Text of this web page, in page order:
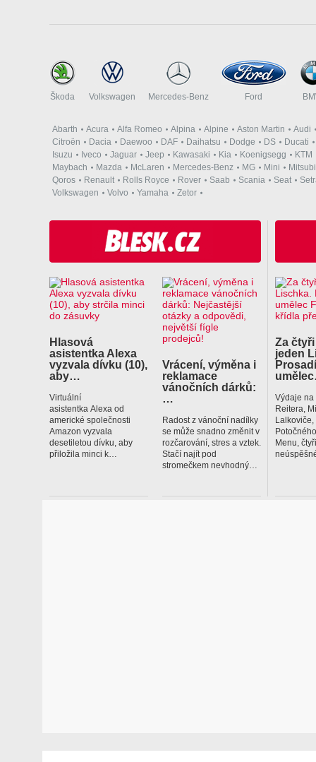
Škoda Volkswagen Mercedes-Benz Ford
Abarth Acura Alfa Romeo Alpina Alpine Aston Martin
Audi
Citroën
Dacia Daewoo DAF Daihatsu Dodge DS
Ducati
Isuzu
Iveco Jaguar Jeep Kawasaki Kia Koenigsegg
KTM
Maybach
Mazda McLaren Mercedes-Benz MG Mini
Qoros
Renault Rolls Royce Rover Saab Scania Seat
Volkswagen
Volvo Yamaha Zetor
Hlasová
asistentka Alexa
vyzvala dívku (10),
aby…
Virtuální
asistentka Alexa od
americké společnosti
Amazon vyzvala
desetiletou dívku, aby
přiložila minci k…
Vrácení, výměna i
reklamace
vánočních dárků:
Radost z vánoční nadílky
se může snadno změnit v
rozčarování, stres a vztek.
Stačí najít pod
stromečkem nevhodný…
Za
jeden
Výdaje na
Reitera,
Menu,